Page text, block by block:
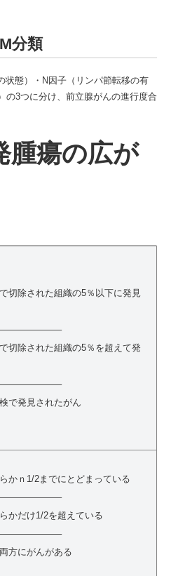
分類
状態）・N因子（リンパ節転移の有
の3つに分け、前立腺がんの進行度合
腫瘍の広が
切除された組織の5％以下に発見
切除された組織の5％を超えて発
で発見されたがん
かｎ1/2までにとどまっている
かだけ1/2を超えている
方にがんがある